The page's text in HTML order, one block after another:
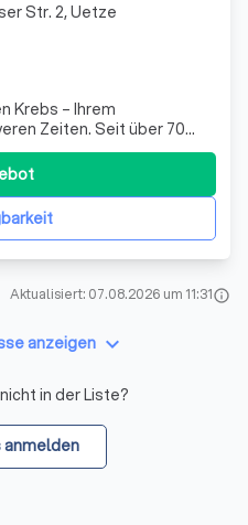
Krebs – Ihrem
Zeiten. Seit über 70
Familienbetrieb
Wir verstehen, wie
geliebten Menschen
Ihnen i
Str. 2, Uetze
Aktualisiert: 07.08.2026 um 11:31info
anzeigen keyboard_arrow_down
in der Liste?